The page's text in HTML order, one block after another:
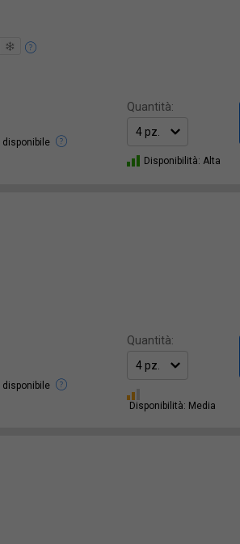
disponibile
Quantità:
Disponibilità: Alta
disponibile
Quantità:
Disponibilità: Media